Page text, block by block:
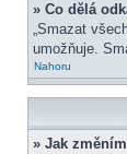
» Co dělá
„Smazat
umožňuje.
Nahoru
» Jak